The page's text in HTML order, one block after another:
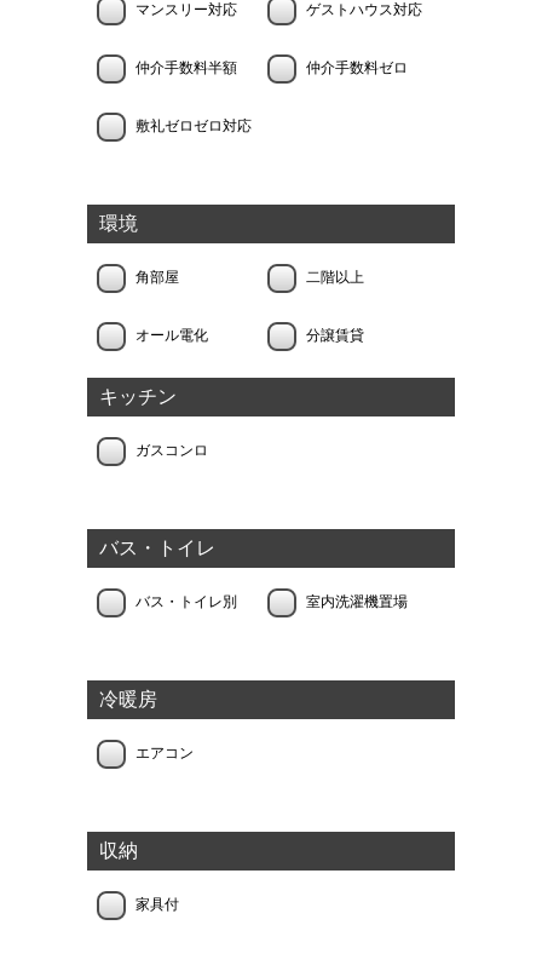
マンスリー対応 ゲストハウス対応
仲介手数料半額 仲介手数料ゼロ
敷礼ゼロゼロ対応
環境
角部屋 二階以上
オール電化 分譲賃貸
キッチン
ガスコンロ
バス・トイレ
バス・トイレ別 室内洗濯機置場
冷暖房
エアコン
収納
家具付